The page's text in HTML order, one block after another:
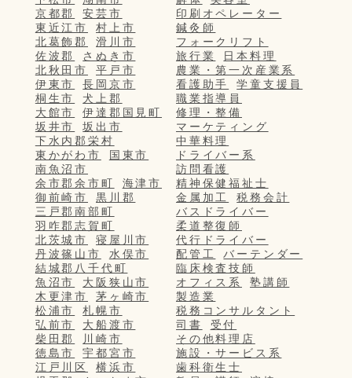
京都郡
安芸市
東近江市
村上市
北葛飾郡
滑川市
佐波郡
さぬき市
北秋田市
平戸市
伊東市
長岡京市
桐生市
犬上郡
大館市
伊達郡国見町
坂井市
坂出市
下水内郡栄村
東かがわ市
国東市
南魚沼市
余市郡余市町
海津市
御前崎市
黒川郡
三戸郡南部町
羽咋郡志賀町
北茨城市
寝屋川市
丹波篠山市
水俣市
結城郡八千代町
魚沼市
大阪狭山市
木更津市
茅ヶ崎市
松浦市
札幌市
弘前市
大船渡市
柴田郡
川崎市
徳島市
宇都宮市
江戸川区
横浜市
印刷オペレーター
鍼灸師
フォークリフト
旅行業
日本料理
農業・第一次産業系
看護助手
学童支援員
職業指導員
修理・整備
マーケティング
中華料理
ドライバー系
訪問看護
精神保健福祉士
金属加工
税務会計
バスドライバー
柔道整復師
代行ドライバー
配管工
バーテンダー
臨床検査技師
オフィス系
塾講師
製造業
税務コンサルタント
司書
受付
その他料理店
施設・サービス系
歯科衛生士